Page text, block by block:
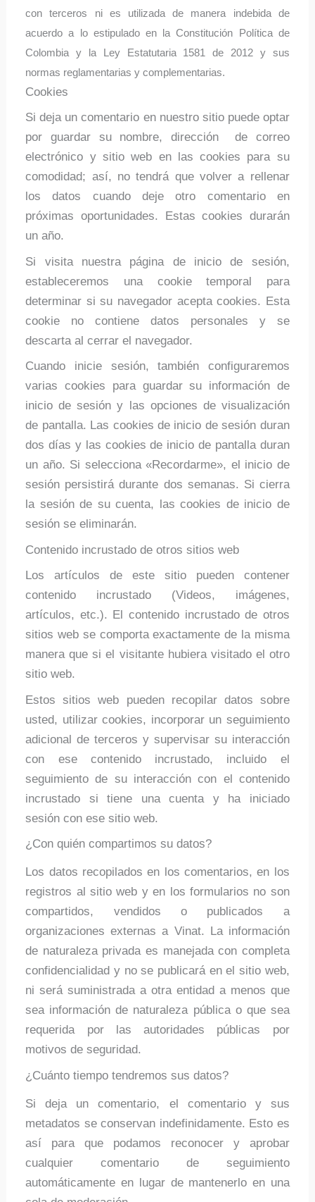
con terceros ni es utilizada de manera indebida de
acuerdo a lo estipulado en la Constitución Política de
Colombia y la Ley Estatutaria 1581 de 2012 y sus
normas reglamentarias y complementarias.
Cookies
Si deja un comentario en nuestro sitio puede optar
por guardar su nombre, dirección de correo
electrónico y sitio web en las cookies para su
comodidad; así, no tendrá que volver a rellenar
los datos cuando deje otro comentario en
próximas oportunidades. Estas cookies durarán
un año.
Si visita nuestra página de inicio de sesión,
estableceremos una cookie temporal para
determinar si su navegador acepta cookies. Esta
cookie no contiene datos personales y se
descarta al cerrar el navegador.
Cuando inicie sesión, también configuraremos
varias cookies para guardar su información de
inicio de sesión y las opciones de visualización
de pantalla. Las cookies de inicio de sesión duran
dos días y las cookies de inicio de pantalla duran
un año. Si selecciona «Recordarme», el inicio de
sesión persistirá durante dos semanas. Si cierra
la sesión de su cuenta, las cookies de inicio de
sesión se eliminarán.
Contenido incrustado de otros sitios web
Los artículos de este sitio pueden contener
contenido incrustado (Videos, imágenes,
artículos, etc.). El contenido incrustado de otros
sitios web se comporta exactamente de la misma
manera que si el visitante hubiera visitado el otro
sitio web.
Estos sitios web pueden recopilar datos sobre
usted, utilizar cookies, incorporar un seguimiento
adicional de terceros y supervisar su interacción
con ese contenido incrustado, incluido el
seguimiento de su interacción con el contenido
incrustado si tiene una cuenta y ha iniciado
sesión con ese sitio web.
¿Con quién compartimos su datos?
Los datos recopilados en los comentarios, en los
registros al sitio web y en los formularios no son
compartidos, vendidos o publicados a
organizaciones externas a Vinat. La información
de naturaleza privada es manejada con completa
confidencialidad y no se publicará en el sitio web,
ni será suministrada a otra entidad a menos que
sea información de naturaleza pública o que sea
requerida por las autoridades públicas por
motivos de seguridad.
¿Cuánto tiempo tendremos sus datos?
Si deja un comentario, el comentario y sus
metadatos se conservan indefinidamente. Esto es
así para que podamos reconocer y aprobar
cualquier comentario de seguimiento
automáticamente en lugar de mantenerlo en una